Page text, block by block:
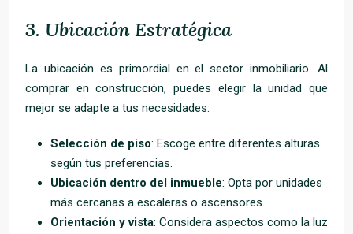
3. Ubicación Estratégica
La ubicación es primordial en el sector inmobiliario. Al
comprar en construcción, puedes elegir la unidad que
mejor se adapte a tus necesidades:
Selección de piso: Escoge entre diferentes alturas
según tus preferencias.
Ubicación dentro del inmueble: Opta por unidades
más cercanas a escaleras o ascensores.
Orientación y vista: Considera aspectos como la luz